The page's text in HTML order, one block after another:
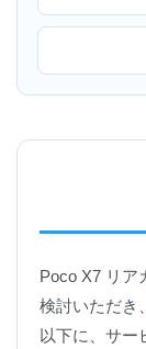
Poco X7 リア
検討いただき
以下に、サー